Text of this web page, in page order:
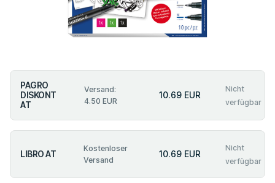
PAGRO
DISKONT
AT
Versand:
4.50 EUR
10.69 EUR
Nicht
verfügbar
LIBRO AT
Kostenloser
Versand
10.69 EUR
Nicht
verfügbar